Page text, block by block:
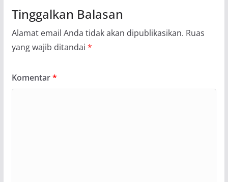
Tinggalkan Balasan
Alamat email Anda tidak akan dipublikasikan. Ruas
yang wajib ditandai *
Komentar*